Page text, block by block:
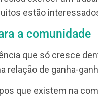
e moldem a
Social
é bom
que
a favor do